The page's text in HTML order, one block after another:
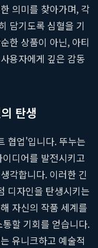
의미를 찾아가며, 각
담기도록 심혈을 기
한 상품이 아닌, 아티
용자에게 깊은 감동
탄생
협업'입니다. 뚜누는
디어를 발전시키고
각합니다. 이러한 긴
디자인을 탄생시키는
자신의 작품 세계를
할 기회를 얻습니다.
유니크하고 예술적